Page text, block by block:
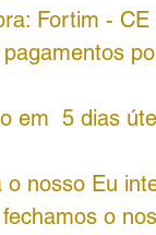
Fortim - CE
em 5 dias
nosso Eu
o